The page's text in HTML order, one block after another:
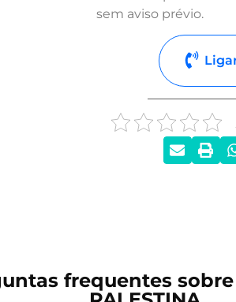
sem aviso prévio.
frequentes